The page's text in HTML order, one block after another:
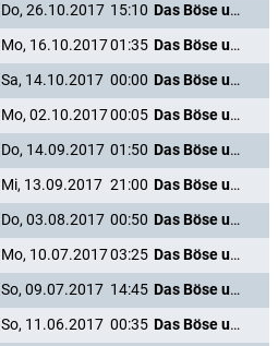
Do, 26.10.2017 15:10
Das Böse unter der Sonne
Mo, 16.10.201701:35
Das Böse unter der Sonne
Sa, 14.10.2017 00:00
Das Böse unter der Sonne
Mo, 02.10.201700:05
Das Böse unter der Sonne
Do, 14.09.2017 01:50
Das Böse unter der Sonne
Mi, 13.09.2017 21:00
Das Böse unter der Sonne
Do, 03.08.2017 00:50
Das Böse unter der Sonne
Mo, 10.07.201703:25
Das Böse unter der Sonne
So, 09.07.2017 14:45
Das Böse unter der Sonne
So, 11.06.2017 00:35
Das Böse unter der Sonne